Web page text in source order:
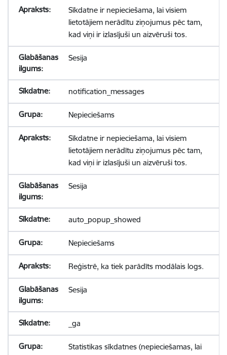
Sīkdatne ir nepieciešama, lai visiem
lietotājiem nerādītu ziņojumus pēc tam,
kad viņi ir izlasījuši un aizvēruši tos.
Sesija
notification_messages
Nepieciešams
Sīkdatne ir nepieciešama, lai visiem
lietotājiem nerādītu ziņojumus pēc tam,
kad viņi ir izlasījuši un aizvēruši tos.
Sesija
auto_popup_showed
Nepieciešams
Reģistrē, ka tiek parādīts modālais logs.
Sesija
_ga
Statistikas sīkdatnes (nepieciešamas, lai